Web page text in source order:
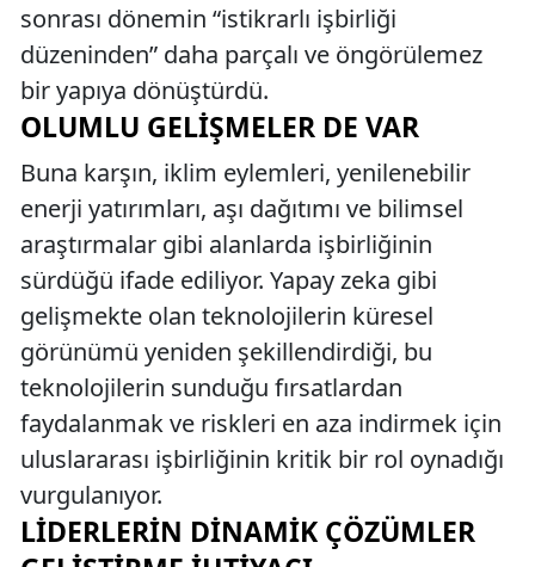
sonrası dönemin “istikrarlı işbirliği
düzeninden” daha parçalı ve öngörülemez
bir yapıya dönüştürdü.
OLUMLU GELIŞMELER DE VAR
Buna karşın, iklim eylemleri, yenilenebilir
enerji yatırımları, aşı dağıtımı ve bilimsel
araştırmalar gibi alanlarda işbirliğinin
sürdüğü ifade ediliyor. Yapay zeka gibi
gelişmekte olan teknolojilerin küresel
görünümü yeniden şekillendirdiği, bu
teknolojilerin sunduğu fırsatlardan
faydalanmak ve riskleri en aza indirmek için
uluslararası işbirliğinin kritik bir rol oynadığı
vurgulanıyor.
LIDERLERIN DINAMIK ÇÖZÜMLER